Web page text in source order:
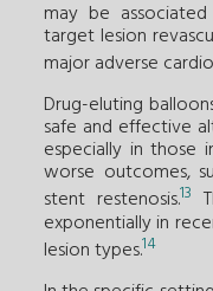
may be
target lesion
major adverse
Drug-eluting
safe and effective
especially in those
worse outcomes,
stent restenosis.13
exponentially in
lesion types.14